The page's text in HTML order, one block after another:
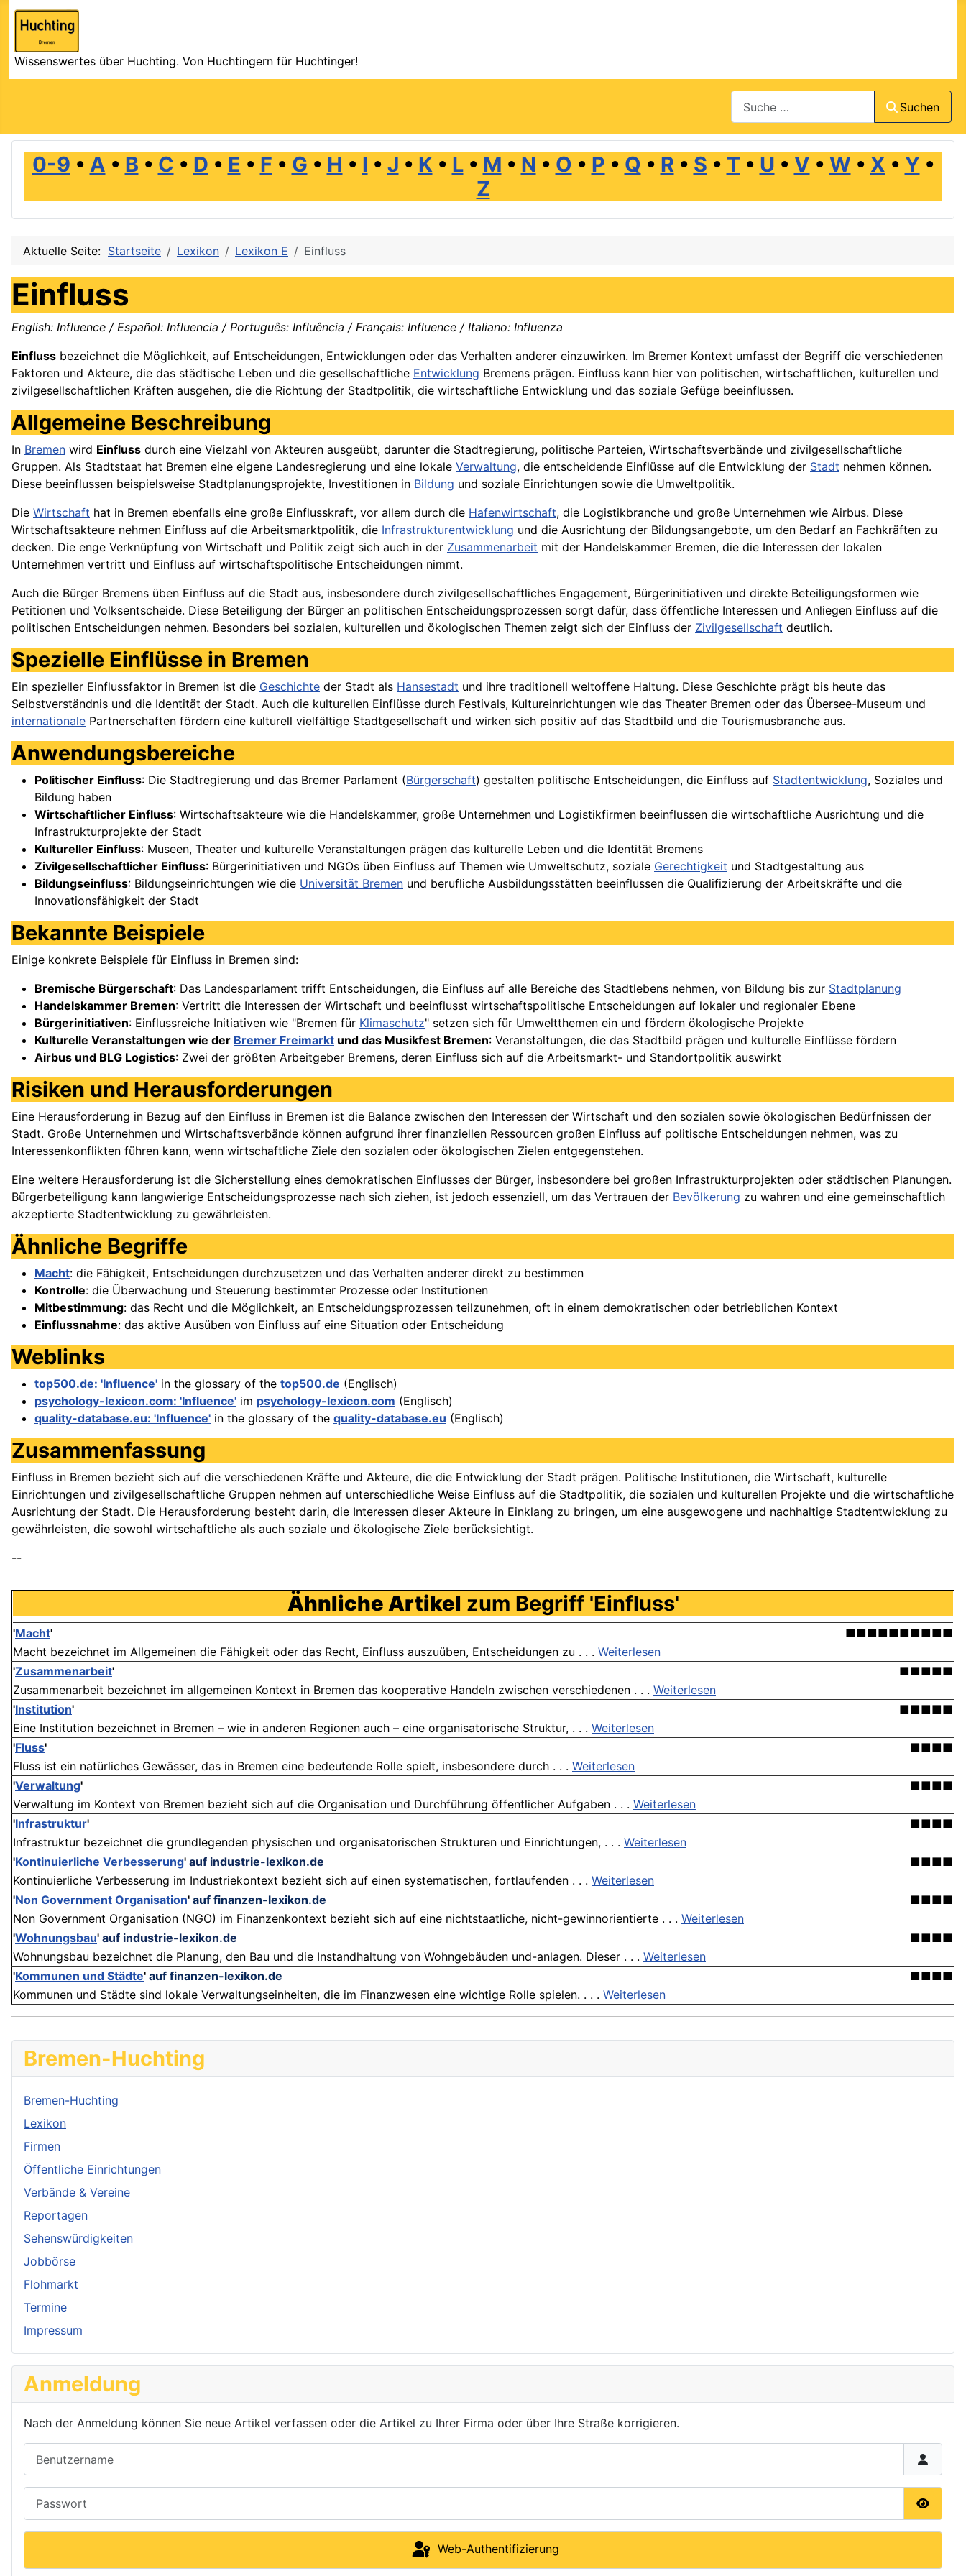
Wissenswertes über Huchting. Von Huchtingern für Huchtinger!
Suchen
0-9 • A • B • C • D • E • F • G • H • I • J • K• L• M • N • O • P • Q • R• S • T• U • V • W• X • Y •
Z
Aktuelle Seite: Startseite Lexikon Lexikon E Einfluss
Einfluss
English: Influence / Español: Influencia / Português: Influência / Français: Influence / Italiano: Influenza
Einfluss bezeichnet die Möglichkeit, auf Entscheidungen, Entwicklungen oder das Verhalten anderer einzuwirken. Im Bremer Kontext umfasst der Begriff die verschiedenen
Faktoren und Akteure, die das städtische Leben und die gesellschaftliche Entwicklung Bremens prägen. Einfluss kann hier von politischen, wirtschaftlichen, kulturellen und
zivilgesellschaftlichen Kräften ausgehen, die die Richtung der Stadtpolitik, die wirtschaftliche Entwicklung und das soziale Gefüge beeinflussen.
Allgemeine Beschreibung
In Bremen wird Einfluss durch eine Vielzahl von Akteuren ausgeübt, darunter die Stadtregierung, politische Parteien, Wirtschaftsverbände und zivilgesellschaftliche
Gruppen. Als Stadtstaat hat Bremen eine eigene Landesregierung und eine lokale Verwaltung, die entscheidende Einflüsse auf die Entwicklung der Stadt nehmen können.
Diese beeinflussen beispielsweise Stadtplanungsprojekte, Investitionen in Bildung und soziale Einrichtungen sowie die Umweltpolitik.
Die Wirtschaft hat in Bremen ebenfalls eine große Einflusskraft, vor allem durch die Hafenwirtschaft, die Logistikbranche und große Unternehmen wie Airbus. Diese
Wirtschaftsakteure nehmen Einfluss auf die Arbeitsmarktpolitik, die Infrastrukturentwicklung und die Ausrichtung der Bildungsangebote, um den Bedarf an Fachkräften zu
decken. Die enge Verknüpfung von Wirtschaft und Politik zeigt sich auch in der Zusammenarbeit mit der Handelskammer Bremen, die die Interessen der lokalen
Unternehmen vertritt und Einfluss auf wirtschaftspolitische Entscheidungen nimmt.
Auch die Bürger Bremens üben Einfluss auf die Stadt aus, insbesondere durch zivilgesellschaftliches Engagement, Bürgerinitiativen und direkte Beteiligungsformen wie
Petitionen und Volksentscheide. Diese Beteiligung der Bürger an politischen Entscheidungsprozessen sorgt dafür, dass öffentliche Interessen und Anliegen Einfluss auf die
politischen Entscheidungen nehmen. Besonders bei sozialen, kulturellen und ökologischen Themen zeigt sich der Einfluss der Zivilgesellschaft deutlich.
Spezielle Einflüsse in Bremen
Ein spezieller Einflussfaktor in Bremen ist die Geschichte der Stadt als Hansestadt und ihre traditionell weltoffene Haltung. Diese Geschichte prägt bis heute das
Selbstverständnis und die Identität der Stadt. Auch die kulturellen Einflüsse durch Festivals, Kultureinrichtungen wie das Theater Bremen oder das Übersee-Museum und
internationale Partnerschaften fördern eine kulturell vielfältige Stadtgesellschaft und wirken sich positiv auf das Stadtbild und die Tourismusbranche aus.
Anwendungsbereiche
Politischer Einfluss: Die Stadtregierung und das Bremer Parlament (Bürgerschaft) gestalten politische Entscheidungen, die Einfluss auf Stadtentwicklung, Soziales und
Bildung haben
Wirtschaftlicher Einfluss: Wirtschaftsakteure wie die Handelskammer, große Unternehmen und Logistikfirmen beeinflussen die wirtschaftliche Ausrichtung und die
Infrastrukturprojekte der Stadt
Kultureller Einfluss: Museen, Theater und kulturelle Veranstaltungen prägen das kulturelle Leben und die Identität Bremens
Zivilgesellschaftlicher Einfluss: Bürgerinitiativen und NGOs üben Einfluss auf Themen wie Umweltschutz, soziale Gerechtigkeit und Stadtgestaltung aus
Bildungseinfluss: Bildungseinrichtungen wie die Universität Bremen und berufliche Ausbildungsstätten beeinflussen die Qualifizierung der Arbeitskräfte und die
Innovationsfähigkeit der Stadt
Bekannte Beispiele
Einige konkrete Beispiele für Einfluss in Bremen sind:
Bremische Bürgerschaft: Das Landesparlament trifft Entscheidungen, die Einfluss auf alle Bereiche des Stadtlebens nehmen, von Bildung bis zur Stadtplanung
Handelskammer Bremen: Vertritt die Interessen der Wirtschaft und beeinflusst wirtschaftspolitische Entscheidungen auf lokaler und regionaler Ebene
Bürgerinitiativen: Einflussreiche Initiativen wie "Bremen für Klimaschutz" setzen sich für Umweltthemen ein und fördern ökologische Projekte
Kulturelle Veranstaltungen wie der Bremer Freimarkt und das Musikfest Bremen: Veranstaltungen, die das Stadtbild prägen und kulturelle Einflüsse fördern
Airbus und BLG Logistics: Zwei der größten Arbeitgeber Bremens, deren Einfluss sich auf die Arbeitsmarkt- und Standortpolitik auswirkt
Risiken und Herausforderungen
Eine Herausforderung in Bezug auf den Einfluss in Bremen ist die Balance zwischen den Interessen der Wirtschaft und den sozialen sowie ökologischen Bedürfnissen der
Stadt. Große Unternehmen und Wirtschaftsverbände können aufgrund ihrer finanziellen Ressourcen großen Einfluss auf politische Entscheidungen nehmen, was zu
Interessenkonflikten führen kann, wenn wirtschaftliche Ziele den sozialen oder ökologischen Zielen entgegenstehen.
Eine weitere Herausforderung ist die Sicherstellung eines demokratischen Einflusses der Bürger, insbesondere bei großen Infrastrukturprojekten oder städtischen Planungen.
Bürgerbeteiligung kann langwierige Entscheidungsprozesse nach sich ziehen, ist jedoch essenziell, um das Vertrauen der Bevölkerung zu wahren und eine gemeinschaftlich
akzeptierte Stadtentwicklung zu gewährleisten.
Ähnliche Begriffe
Macht: die Fähigkeit, Entscheidungen durchzusetzen und das Verhalten anderer direkt zu bestimmen
Kontrolle: die Überwachung und Steuerung bestimmter Prozesse oder Institutionen
Mitbestimmung: das Recht und die Möglichkeit, an Entscheidungsprozessen teilzunehmen, oft in einem demokratischen oder betrieblichen Kontext
Einflussnahme: das aktive Ausüben von Einfluss auf eine Situation oder Entscheidung
Weblinks
top500.de: 'Influence' in the glossary of the top500.de (Englisch)
psychology-lexicon.com: 'Influence' im psychology-lexicon.com (Englisch)
quality-database.eu: 'Influence' in the glossary of the quality-database.eu (Englisch)
Zusammenfassung
Einfluss in Bremen bezieht sich auf die verschiedenen Kräfte und Akteure, die die Entwicklung der Stadt prägen. Politische Institutionen, die Wirtschaft, kulturelle
Einrichtungen und zivilgesellschaftliche Gruppen nehmen auf unterschiedliche Weise Einfluss auf die Stadtpolitik, die sozialen und kulturellen Projekte und die wirtschaftliche
Ausrichtung der Stadt. Die Herausforderung besteht darin, die Interessen dieser Akteure in Einklang zu bringen, um eine ausgewogene und nachhaltige Stadtentwicklung zu
gewährleisten, die sowohl wirtschaftliche als auch soziale und ökologische Ziele berücksichtigt.
--
Ähnliche Artikel zum Begriff 'Einfluss'
'Macht'
■■■■■■■■■■
Macht bezeichnet im Allgemeinen die Fähigkeit oder das Recht, Einfluss auszuüben, Entscheidungen zu . . . Weiterlesen
'Zusammenarbeit'
■■■■■
Zusammenarbeit bezeichnet im allgemeinen Kontext in Bremen das kooperative Handeln zwischen verschiedenen . . . Weiterlesen
'Institution'
■■■■■
Eine Institution bezeichnet in Bremen – wie in anderen Regionen auch – eine organisatorische Struktur, . . . Weiterlesen
'Fluss'
■■■■
Fluss ist ein natürliches Gewässer, das in Bremen eine bedeutende Rolle spielt, insbesondere durch . . . Weiterlesen
'Verwaltung'
■■■■
Verwaltung im Kontext von Bremen bezieht sich auf die Organisation und Durchführung öffentlicher Aufgaben . . . Weiterlesen
'Infrastruktur'
■■■■
Infrastruktur bezeichnet die grundlegenden physischen und organisatorischen Strukturen und Einrichtungen, . . . Weiterlesen
'Kontinuierliche Verbesserung' auf industrie-lexikon.de
■■■■
Kontinuierliche Verbesserung im Industriekontext bezieht sich auf einen systematischen, fortlaufenden . . . Weiterlesen
'Non Government Organisation' auf finanzen-lexikon.de
■■■■
Non Government Organisation (NGO) im Finanzenkontext bezieht sich auf eine nichtstaatliche, nicht-gewinnorientierte . . . Weiterlesen
'Wohnungsbau' auf industrie-lexikon.de
■■■■
Wohnungsbau bezeichnet die Planung, den Bau und die Instandhaltung von Wohngebäuden und-anlagen. Dieser . . . Weiterlesen
'Kommunen und Städte' auf finanzen-lexikon.de
■■■■
Kommunen und Städte sind lokale Verwaltungseinheiten, die im Finanzwesen eine wichtige Rolle spielen. . . . Weiterlesen
Bremen-Huchting
Bremen-Huchting
Lexikon
Firmen
Öffentliche Einrichtungen
Verbände & Vereine
Reportagen
Sehenswürdigkeiten
Jobbörse
Flohmarkt
Termine
Impressum
Anmeldung
Nach der Anmeldung können Sie neue Artikel verfassen oder die Artikel zu Ihrer Firma oder über Ihre Straße korrigieren.
Web-Authentifizierung